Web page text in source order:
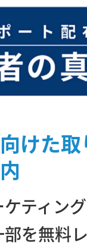
けた
ティン
を無料